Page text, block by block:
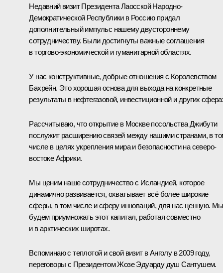
Недавний визит Президента Лаосской Народно-
Демократической Республики в Россию придал
дополнительный импульс нашему двустороннему
сотрудничеству. Были достигнуты важные соглашения
в торгово-экономической и гуманитарной областях.
У нас конструктивные, добрые отношения с Королевством
Бахрейн. Это хорошая основа для выхода на конкретные
результаты в нефтегазовой, инвестиционной и других
Рассчитываю, что открытие в Москве посольства Джибути
послужит расширению связей между нашими странами, в
числе в целях укрепления мира и безопасности на северо-
востоке Африки.
Мы ценим наше сотрудничество с Исландией, которое
динамично развивается, охватывает всё более широкие
сферы, в том числе и сферу инноваций, для нас ценную. Мы
будем приумножать этот капитал, работая совместно
и в арктических широтах.
Вспоминаю с теплотой и свой визит в Анголу в 2009 году,
переговоры с Президентом Жозе Эдуарду душ Сантушем.